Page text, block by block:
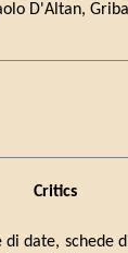
D'Altan,
Critics
date, schede